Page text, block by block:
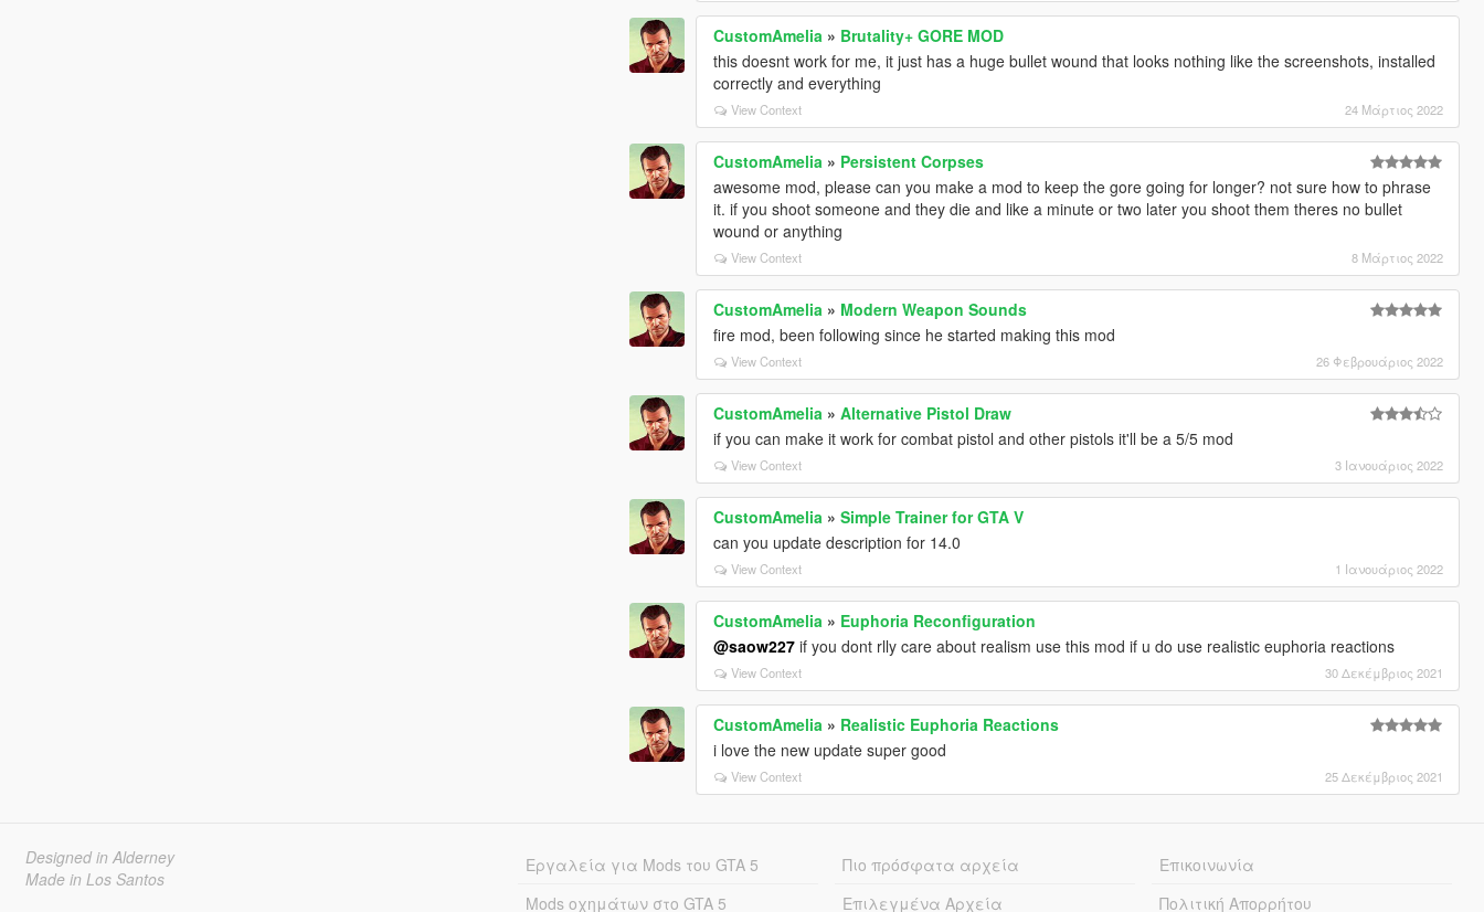
CustomAmelia » Brutality+ GORE MOD
this doesnt work for me, it just has a huge bullet wound that looks nothing like the screenshots, installed
correctly and everything
View Context 24 Μάρτιος 2022
CustomAmelia » Persistent Corpses
awesome mod, please can you make a mod to keep the gore going for longer? not sure how to phrase
it. if you shoot someone and they die and like a minute or two later you shoot them theres no bullet
wound or anything
View Context 8 Μάρτιος 2022
CustomAmelia » Modern Weapon Sounds
fire mod, been following since he started making this mod
View Context 26 Φεβρουάριος 2022
CustomAmelia »Alternative Pistol Draw
if you can make it work for combat pistol and other pistols it'll be a 5/5 mod
View Context 3 Ιανουάριος 2022
CustomAmelia »Simple Trainer for GTA V
can you update description for 14.0
View Context 1 Ιανουάριος 2022
CustomAmelia » Euphoria Reconfiguration
@saow227 if you dont rlly care about realism use this mod if u do use realistic euphoria reactions
View Context 30 Δεκέμβριος 2021
CustomAmelia » Realistic Euphoria Reactions
i love the new update super good
View Context 25 Δεκέμβριος 2021
Designed in Alderney
Made in Los Santos
Εργαλεία για Mods του GTA 5
Mods οχημάτων στο GTA 5
Πιο πρόσφατα αρχεία
Επιλεγμένα Αρχεία
Επικοινωνία
Πολιτική Απορρήτου